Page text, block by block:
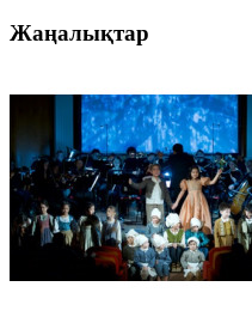
Жаңалықтар